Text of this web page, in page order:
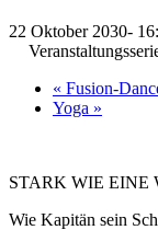
22 Oktober 2030-
« Fusion-
Yoga »
STARK WIE EINE
Wie Kapitän sein